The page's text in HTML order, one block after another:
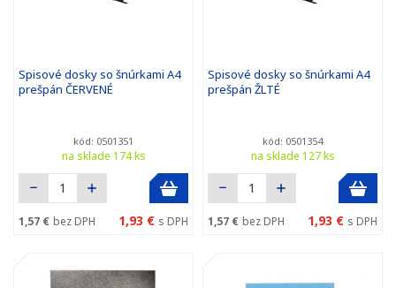
Spisové dosky so šnúrkami A4
prešpán ČERVENÉ
kód: 0501351
na sklade 174 ks
1,57 € bez DPH 1,93 € s DPH
Spisové dosky so šnúrkami A4
prešpán ŽLTÉ
kód: 0501354
na sklade 127 ks
1,57 € bez DPH 1,93 € s DPH